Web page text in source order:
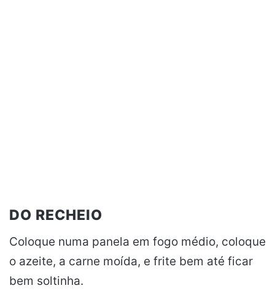
DO RECHEIO
Coloque numa panela em fogo médio, coloque
o azeite, a carne moída, e frite bem até ficar
bem soltinha.